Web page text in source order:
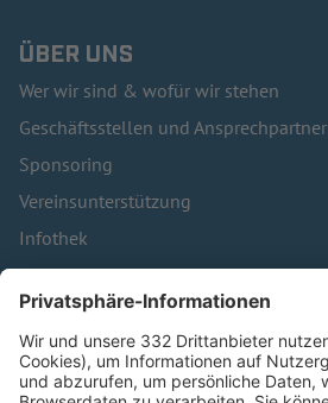
ÜBER UNS
Wer wir sind & wofür wir stehen
Geschäftsstellen und Ansprechpartner
Sponsoring
Vereinsunterstützung
Infothek
Kontakt
HÄUFIG BESUCHTE SEITEN
Pässe und Vereinswechsel